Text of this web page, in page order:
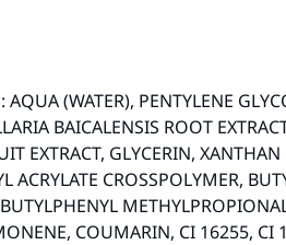
(WATER), PENTYLENE
BAICALENSIS ROOT
EXTRACT, GLYCERIN,
ACRYLATE CROSSPOLYMER,
COUMARIN, CI 16255,